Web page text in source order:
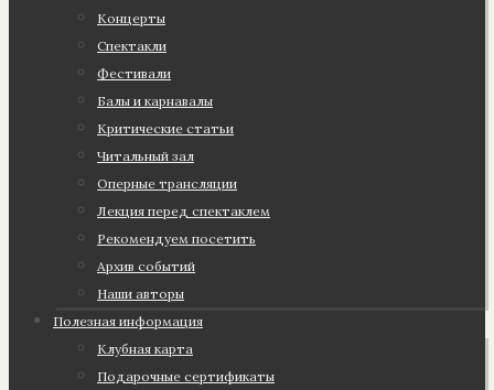
Концерты
Спектакли
Фестивали
Балы и карнавалы
Критические статьи
Читальный зал
Оперные трансляции
Лекция перед спектаклем
Рекомендуем посетить
Архив событий
Наши авторы
Полезная информация
Клубная карта
Подарочные сертификаты